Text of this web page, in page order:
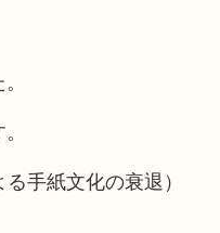
手紙文化の衰退）